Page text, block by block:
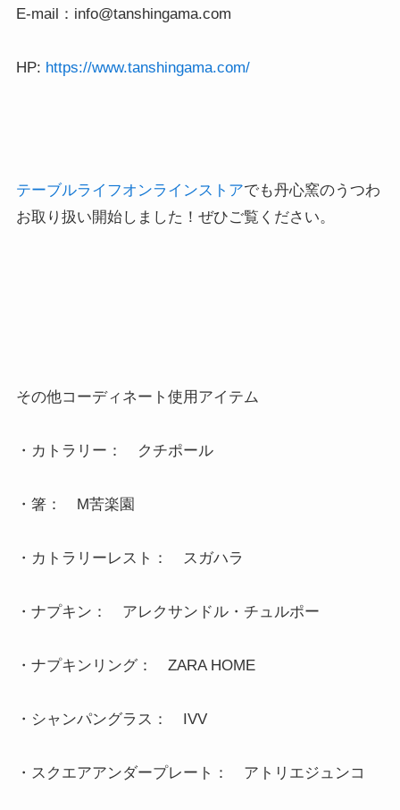
E-mail：info@tanshingama.com
HP: https://www.tanshingama.com/
テーブルライフオンラインストアでも丹心窯のうつわ
お取り扱い開始しました！ぜひご覧ください。
その他コーディネート使用アイテム
・カトラリー：　クチポール
・箸：　M苦楽園
・カトラリーレスト：　スガハラ
・ナプキン：　アレクサンドル・チュルポー
・ナプキンリング：　ZARA HOME
・シャンパングラス：　IVV
・スクエアアンダープレート：　アトリエジュンコ